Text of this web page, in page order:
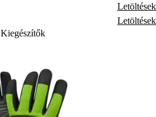
Letöltések
Letöltések
Kiegészítők